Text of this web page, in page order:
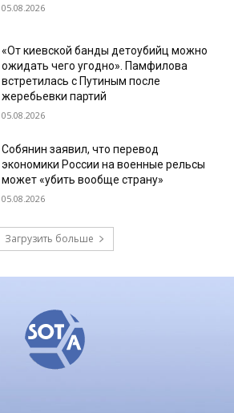
05.08.2026
«От киевской банды детоубийц можно
ожидать чего угодно». Памфилова
встретилась с Путиным после
жеребьевки партий
05.08.2026
Собянин заявил, что перевод
экономики России на военные рельсы
может «убить вообще страну»
05.08.2026
Загрузить больше